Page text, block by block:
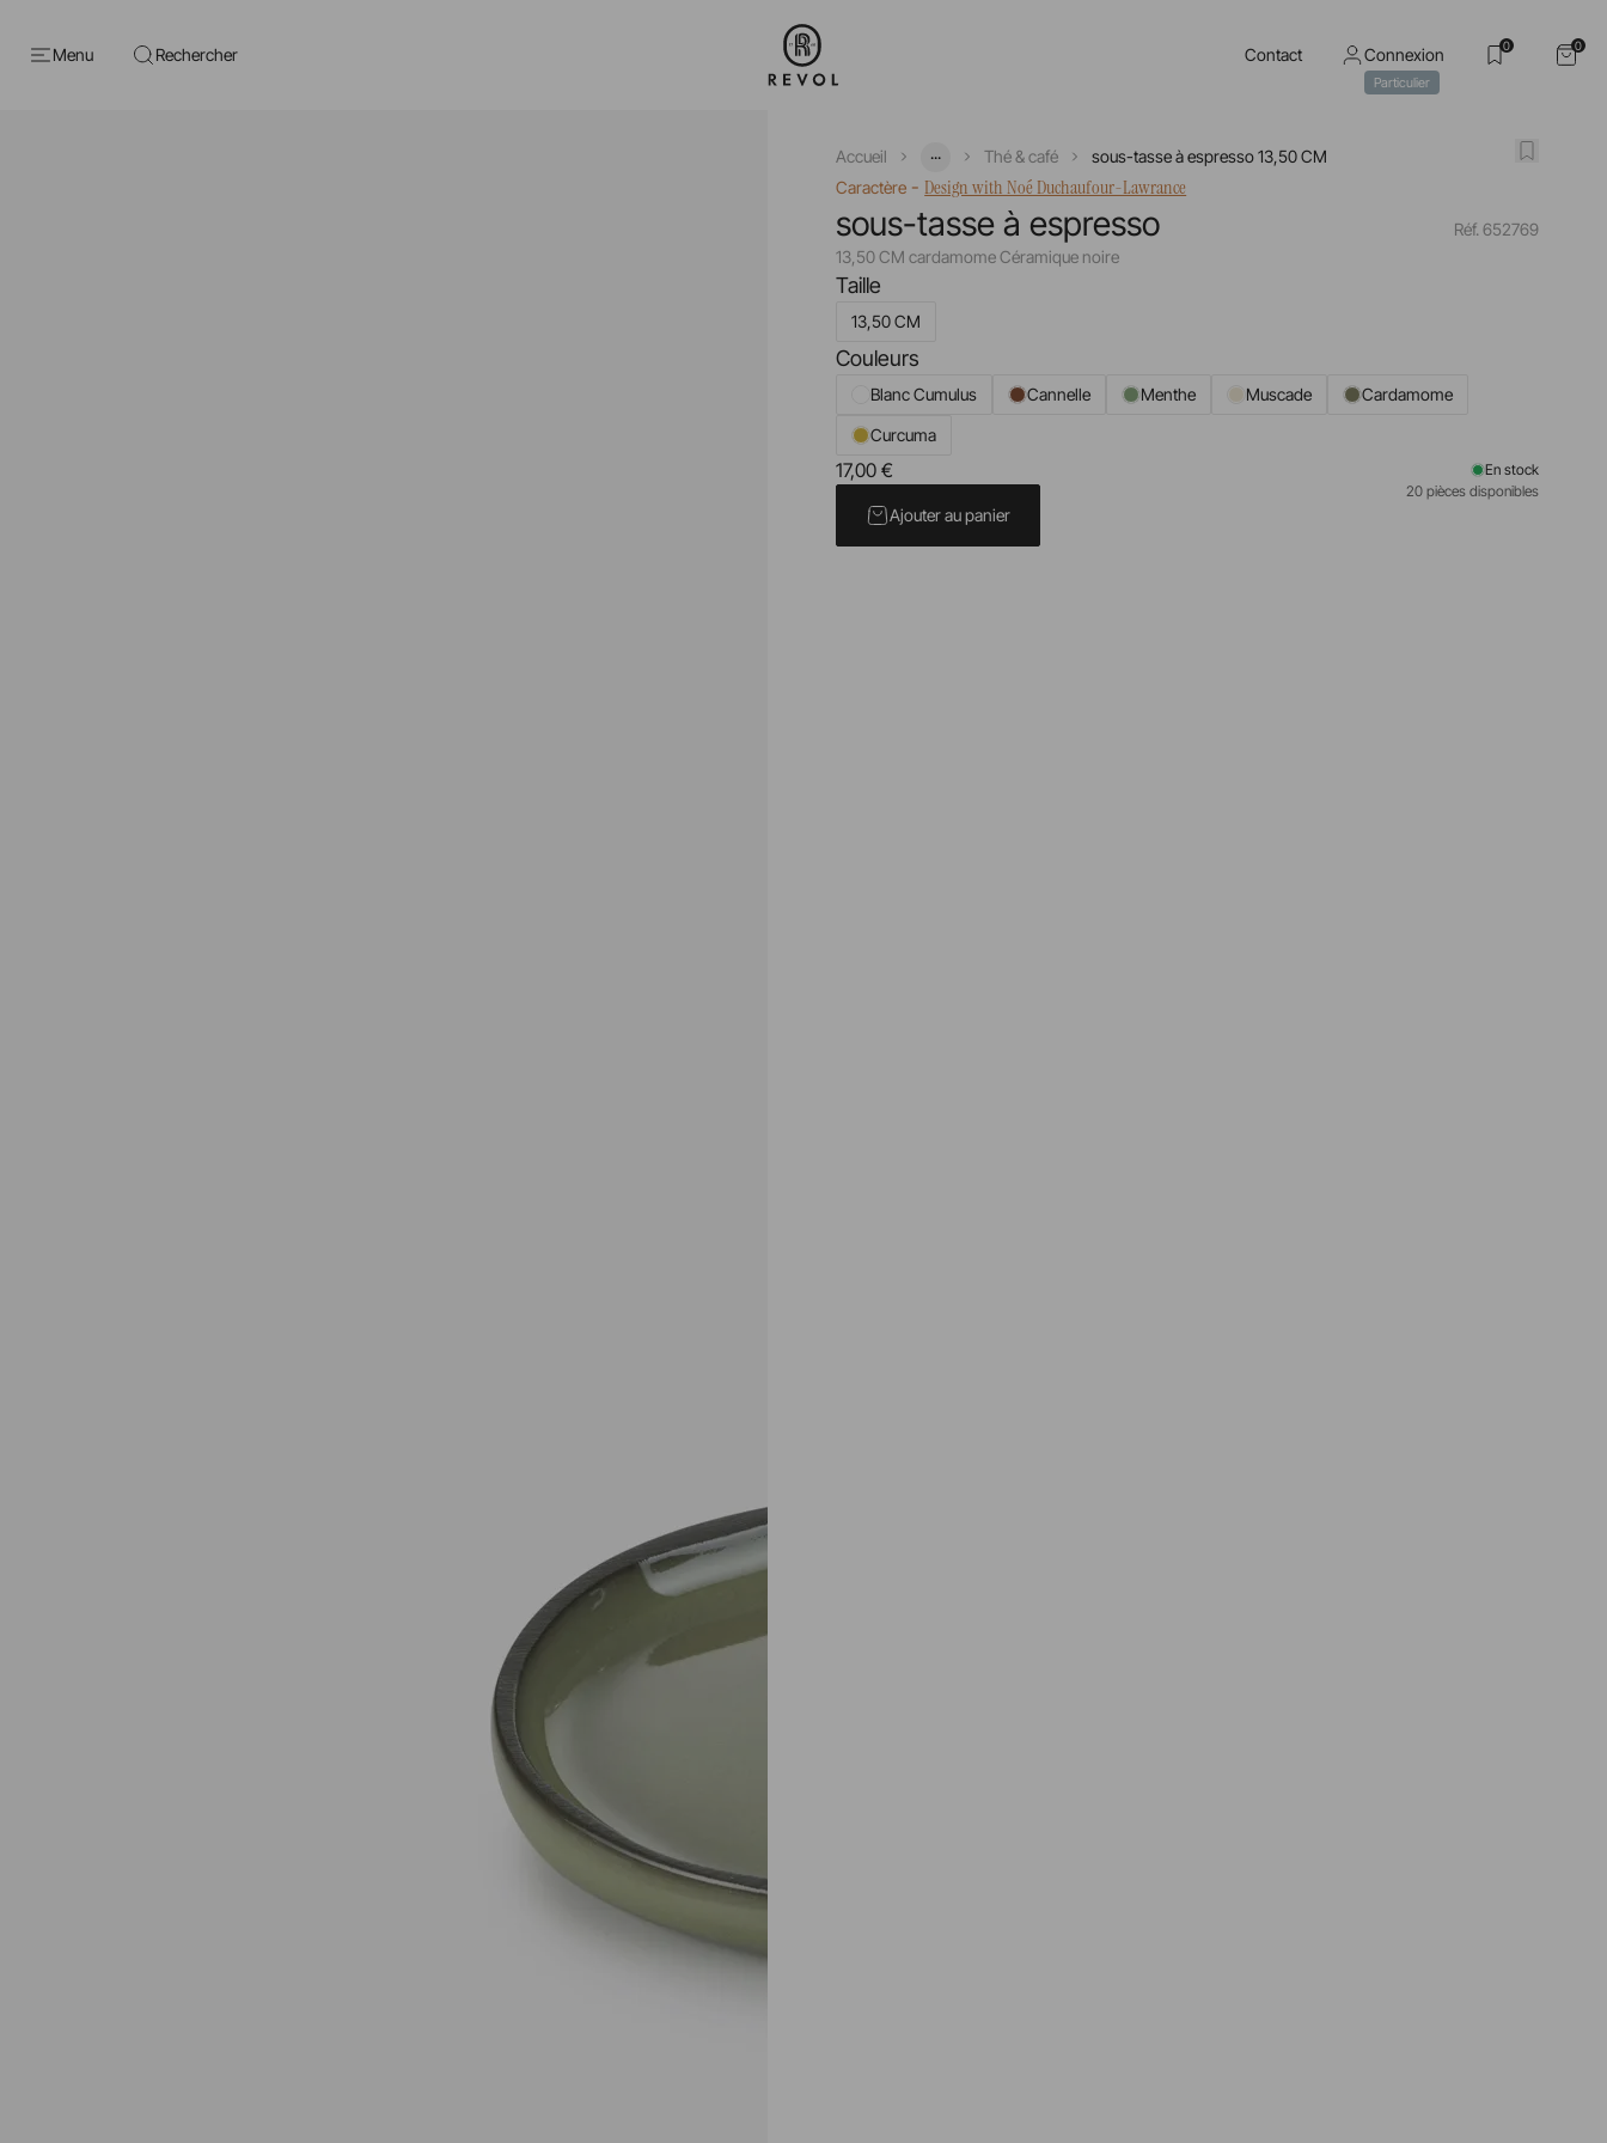
Menu Rechercher Contact Connexion
Particulier
0 0
Accueil ... Thé & café
sous-tasse à espresso 13,50 CM
Caractère -Design with Noé Duchaufour-Lawrance
sous-tasse à espresso
13,50 CM cardamome Céramique noire
Réf. 652769
Taille
13,50 CM
Couleurs
Blanc Cumulus Cannelle Menthe Muscade
Cardamome
Curcuma
17,00 €
En stock
20 pièces disponibles
Ajouter au panier